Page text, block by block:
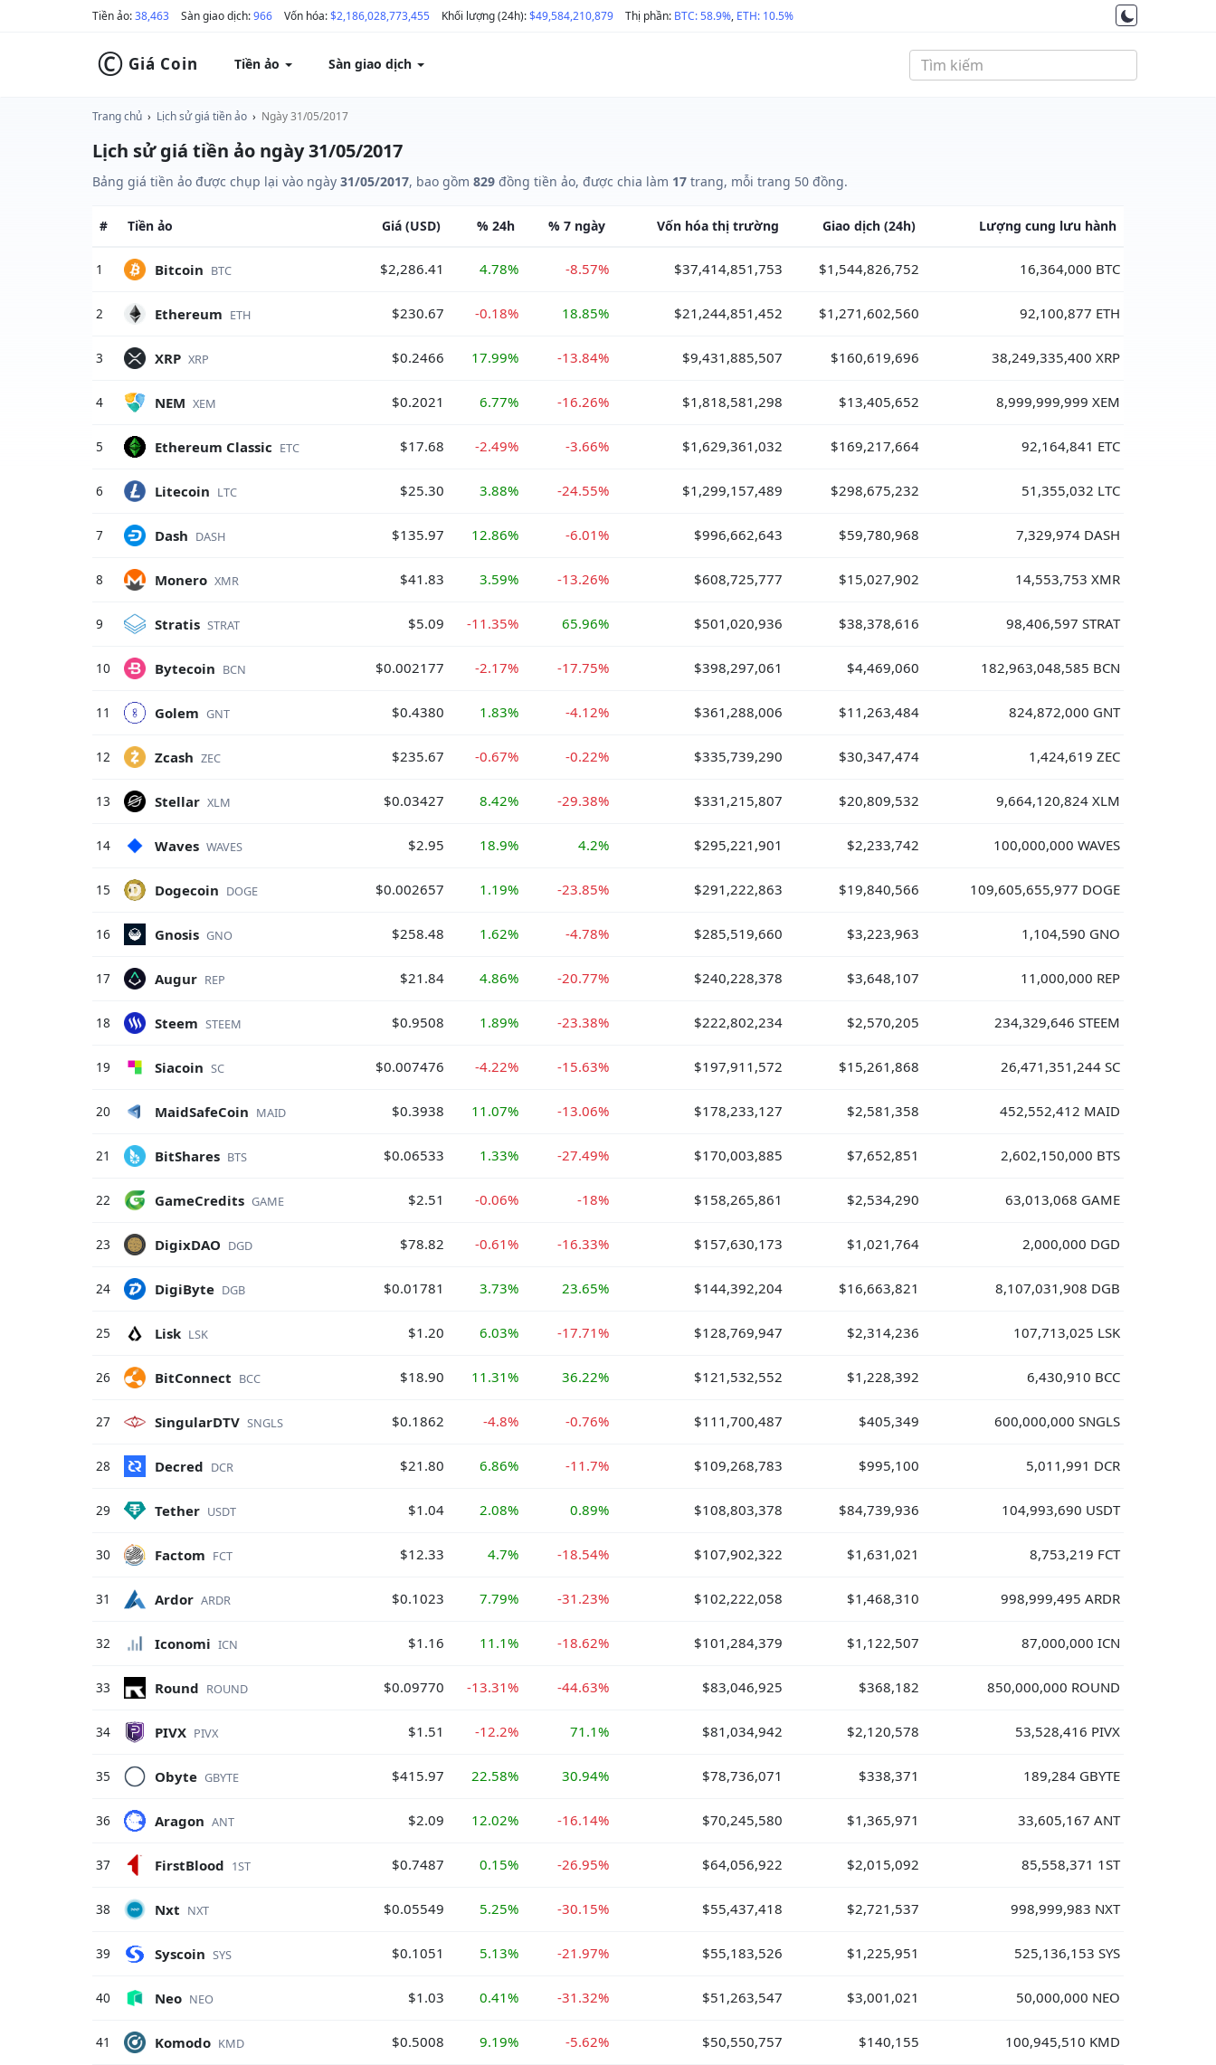
Tiền ảo:38,463 Sàn giao dịch:966 Vốn hóa:$2,186,028,773,455 Khối lượng (24h):$49,584,210,879 Thị phần: BTC: 58.9%, ETH: 10.5%
© Giá Coin Tiền ảo Sàn giao dịch
Trang chủ › Lịch sử giá tiền ảo › Ngày 31/05/2017
Lịch sử giá tiền ảo ngày 31/05/2017
Bảng giá tiền ảo được chụp lại vào ngày 31/05/2017, bao gồm 829 đồng tiền ảo, được chia làm 17 trang, mỗi trang 50 đồng.
# Tiền ảo Giá (USD) % 24h % 7 ngày Vốn hóa thị trường Giao dịch (24h) Lượng cung lưu hành
1 Bitcoin BTC $2,286.41 4.78% -8.57% $37,414,851,753 $1,544,826,752 16,364,000 BTC
2 Ethereum ETH $230.67 -0.18% 18.85% $21,244,851,452 $1,271,602,560 92,100,877 ETH
3 XRP XRP $0.2466 17.99% -13.84% $9,431,885,507 $160,619,696 38,249,335,400 XRP
4 NEM XEM $0.2021 6.77% -16.26% $1,818,581,298 $13,405,652 8,999,999,999 XEM
5 Ethereum Classic ETC $17.68 -2.49% -3.66% $1,629,361,032 $169,217,664 92,164,841 ETC
6 Litecoin LTC $25.30 3.88% -24.55% $1,299,157,489 $298,675,232 51,355,032 LTC
7 Dash DASH $135.97 12.86% -6.01% $996,662,643 $59,780,968 7,329,974 DASH
8 Monero XMR $41.83 3.59% -13.26% $608,725,777 $15,027,902 14,553,753 XMR
9 Stratis STRAT $5.09 -11.35% 65.96% $501,020,936 $38,378,616 98,406,597 STRAT
10 Bytecoin BCN $0.002177 -2.17% -17.75% $398,297,061 $4,469,060 182,963,048,585 BCN
11 Golem GNT $0.4380 1.83% -4.12% $361,288,006 $11,263,484 824,872,000 GNT
12 Zcash ZEC $235.67 -0.67% -0.22% $335,739,290 $30,347,474 1,424,619 ZEC
13 Stellar XLM $0.03427 8.42% -29.38% $331,215,807 $20,809,532 9,664,120,824 XLM
14 Waves WAVES $2.95 18.9% 4.2% $295,221,901 $2,233,742 100,000,000 WAVES
15 Dogecoin DOGE $0.002657 1.19% -23.85% $291,222,863 $19,840,566 109,605,655,977 DOGE
16 Gnosis GNO $258.48 1.62% -4.78% $285,519,660 $3,223,963 1,104,590 GNO
17 Augur REP $21.84 4.86% -20.77% $240,228,378 $3,648,107 11,000,000 REP
18 Steem STEEM $0.9508 1.89% -23.38% $222,802,234 $2,570,205 234,329,646 STEEM
19 Siacoin SC $0.007476 -4.22% -15.63% $197,911,572 $15,261,868 26,471,351,244 SC
20 MaidSafeCoin MAID $0.3938 11.07% -13.06% $178,233,127 $2,581,358 452,552,412 MAID
21 BitShares BTS $0.06533 1.33% -27.49% $170,003,885 $7,652,851 2,602,150,000 BTS
22 GameCredits GAME $2.51 -0.06% -18% $158,265,861 $2,534,290 63,013,068 GAME
23 DigixDAO DGD $78.82 -0.61% -16.33% $157,630,173 $1,021,764 2,000,000 DGD
24 DigiByte DGB $0.01781 3.73% 23.65% $144,392,204 $16,663,821 8,107,031,908 DGB
25 Lisk LSK $1.20 6.03% -17.71% $128,769,947 $2,314,236 107,713,025 LSK
26 BitConnect BCC $18.90 11.31% 36.22% $121,532,552 $1,228,392 6,430,910 BCC
27 SingularDTV SNGLS $0.1862 -4.8% -0.76% $111,700,487 $405,349 600,000,000 SNGLS
28 Decred DCR $21.80 6.86% -11.7% $109,268,783 $995,100 5,011,991 DCR
29 Tether USDT $1.04 2.08% 0.89% $108,803,378 $84,739,936 104,993,690 USDT
30 Factom FCT $12.33 4.7% -18.54% $107,902,322 $1,631,021 8,753,219 FCT
31 Ardor ARDR $0.1023 7.79% -31.23% $102,222,058 $1,468,310 998,999,495 ARDR
32 Iconomi ICN $1.16 11.1% -18.62% $101,284,379 $1,122,507 87,000,000 ICN
33 Round ROUND $0.09770 -13.31% -44.63% $83,046,925 $368,182 850,000,000 ROUND
34 PIVX PIVX $1.51 -12.2% 71.1% $81,034,942 $2,120,578 53,528,416 PIVX
35 Obyte GBYTE $415.97 22.58% 30.94% $78,736,071 $338,371 189,284 GBYTE
36 Aragon ANT $2.09 12.02% -16.14% $70,245,580 $1,365,971 33,605,167 ANT
37 FirstBlood 1ST $0.7487 0.15% -26.95% $64,056,922 $2,015,092 85,558,371 1ST
38 Nxt NXT $0.05549 5.25% -30.15% $55,437,418 $2,721,537 998,999,983 NXT
39 Syscoin SYS $0.1051 5.13% -21.97% $55,183,526 $1,225,951 525,136,153 SYS
40 Neo NEO $1.03 0.41% -31.32% $51,263,547 $3,001,021 50,000,000 NEO
41 Komodo KMD $0.5008 9.19% -5.62% $50,550,757 $140,155 100,945,510 KMD